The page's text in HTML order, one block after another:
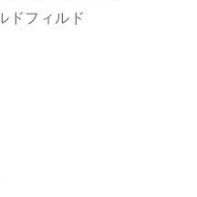
ドフィルド